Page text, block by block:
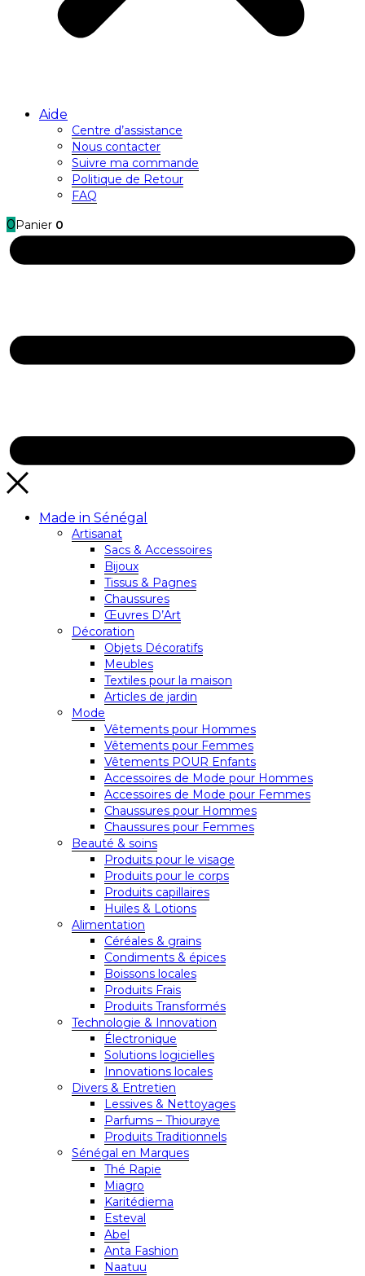
Aide
Centre d’assistance
Nous contacter
Suivre ma commande
Politique de Retour
FAQ
0 Panier 0
Made in Sénégal
Artisanat
Sacs & Accessoires
Bijoux
Tissus & Pagnes
Chaussures
Œuvres D’Art
Décoration
Objets Décoratifs
Meubles
Textiles pour la maison
Articles de jardin
Mode
Vêtements pour Hommes
Vêtements pour Femmes
Vêtements POUR Enfants
Accessoires de Mode pour Hommes
Accessoires de Mode pour Femmes
Chaussures pour Hommes
Chaussures pour Femmes
Beauté & soins
Produits pour le visage
Produits pour le corps
Produits capillaires
Huiles & Lotions
Alimentation
Céréales & grains
Condiments & épices
Boissons locales
Produits Frais
Produits Transformés
Technologie & Innovation
Électronique
Solutions logicielles
Innovations locales
Divers & Entretien
Lessives & Nettoyages
Parfums – Thiouraye
Produits Traditionnels
Sénégal en Marques
Thé Rapie
Miagro
Karitédiema
Esteval
Abel
Anta Fashion
Naatuu